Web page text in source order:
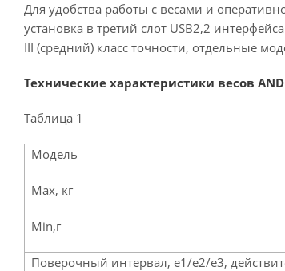
Для удобства работы с весами и
установка в третий слот USB2,2
III (средний) класс точности, отдельные
Технические характеристики весов
Таблица 1
Модель
Max, кг
Min,г
Поверочный интервал, е1/е2/е3,